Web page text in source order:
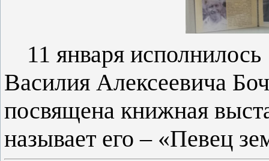
11 января
Василия Алексеевича
посвящена книжная
называет его – «Певец